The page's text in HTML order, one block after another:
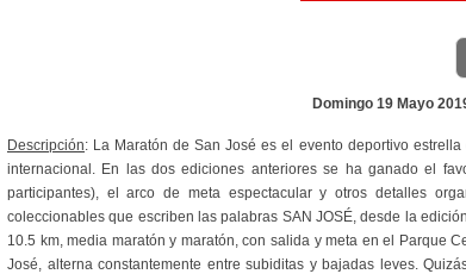
Domingo 19 Mayo
Descripción: La Maratón de San José es el evento deportivo
internacional. En las dos ediciones anteriores se ha ganado el
participantes), el arco de meta espectacular y otros detalles
coleccionables que escriben las palabras SAN JOSÉ, desde la
10.5 km, media maratón y maratón, con salida y meta en el Parque
José, alterna constantemente entre subiditas y bajadas leves.